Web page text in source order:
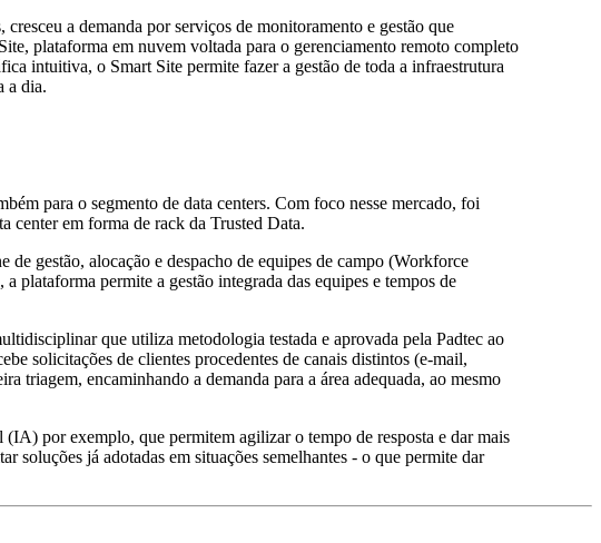
a demanda por serviços de monitoramento e gestão que
plataforma em nuvem voltada para o gerenciamento remoto completo
intuitiva, o Smart Site permite fazer a gestão de toda a infraestrutura
a dia.
para o segmento de data centers. Com foco nesse mercado, foi
center em forma de rack da Trusted Data.
gestão, alocação e despacho de equipes de campo (Workforce
plataforma permite a gestão integrada das equipes e tempos de
que utiliza metodologia testada e aprovada pela Padtec ao
solicitações de clientes procedentes de canais distintos (e-mail,
triagem, encaminhando a demanda para a área adequada, ao mesmo
por exemplo, que permitem agilizar o tempo de resposta e dar mais
soluções já adotadas em situações semelhantes - o que permite dar